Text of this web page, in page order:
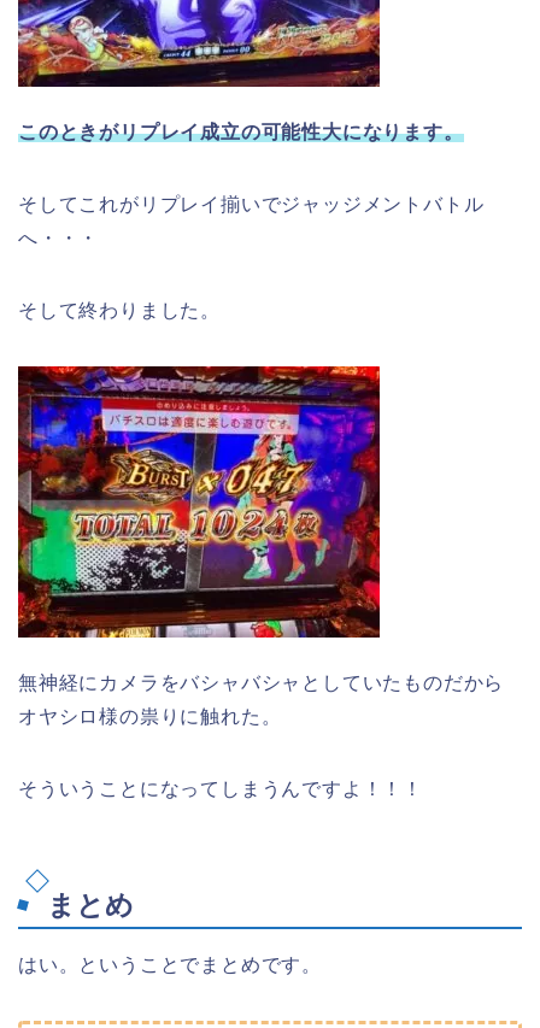
このときがリプレイ成立の可能性大になります。
そしてこれがリプレイ揃いでジャッジメントバトル
へ・・・
そして終わりました。
無神経にカメラをバシャバシャとしていたものだから
オヤシロ様の祟りに触れた。
そういうことになってしまうんですよ！！！
まとめ
はい。ということでまとめです。